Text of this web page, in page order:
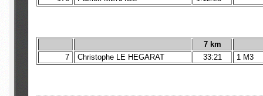
7 km
7
Christophe LE HEGARAT 33:21 1 M3